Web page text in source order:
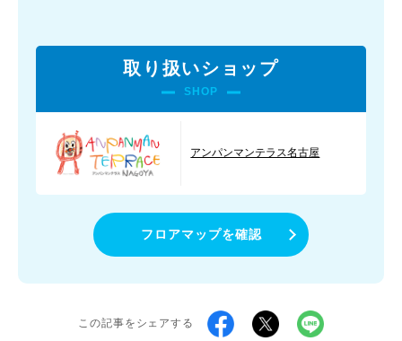
取り扱いショップ
SHOP
アンパンマンテラス名古屋
フロアマップを確認
この記事をシェアする